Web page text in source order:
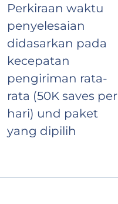
Perkiraan waktu
penyelesaian
didasarkan pada
kecepatan
pengiriman rata-
rata (50K saves per
hari) und paket
yang dipilih